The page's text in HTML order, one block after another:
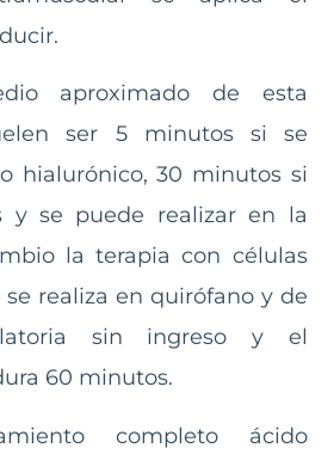
aproximado de esta
ser 5 minutos si se
hialurónico, 30 minutos si
y se puede realizar en la
la terapia con células
realiza en quirófano y de
sin ingreso y el
60 minutos.
completo ácido